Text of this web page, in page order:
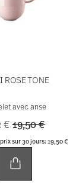
ROSE TONE
avec anse
€Price reduced
19,50 €to
sur 30 jours:19,50 €